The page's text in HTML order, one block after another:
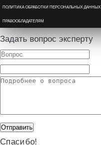
ПОЛИТИКА ОБРАБОТКИ ПЕРСОНАЛЬНЫХ ДАННЫХ
ПРАВООБЛАДАТЕЛЯМ
Задать вопрос эксперту
Спасибо!